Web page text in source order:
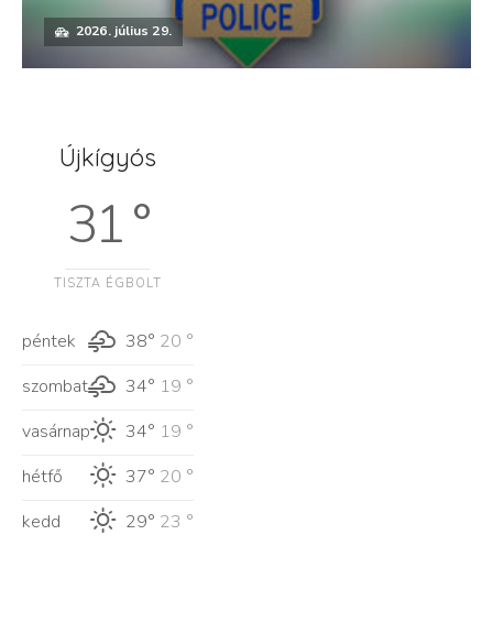
2026. július 29.
Újkígyós
31 °
TISZTA ÉGBOLT
péntek 38° 20 °
szombat
34° 19 °
vasárnap
34° 19 °
hétfő
37° 20 °
kedd
29° 23 °